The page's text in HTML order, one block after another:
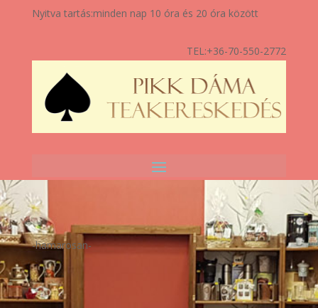
Nyitva tartás:minden nap 10 óra és 20 óra között
TEL:+36-70-550-2772
-hamarosan-